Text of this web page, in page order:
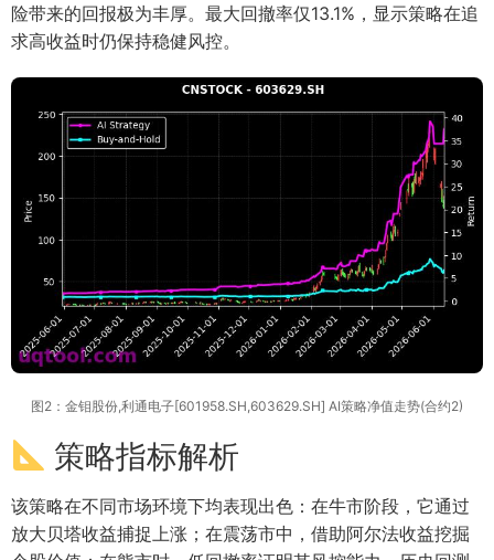
险带来的回报极为丰厚。最大回撤率仅13.1%，显示策略在追
求高收益时仍保持稳健风控。
图2：金钼股份,利通电子[601958.SH,603629.SH] AI策略净值走势(合约2)
策略指标解析
该策略在不同市场环境下均表现出色：在牛市阶段，它通过
放大贝塔收益捕捉上涨；在震荡市中，借助阿尔法收益挖掘